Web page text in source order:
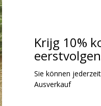
Krijg 10%
Sie können
Ausverkauf
Gesehen 1 der